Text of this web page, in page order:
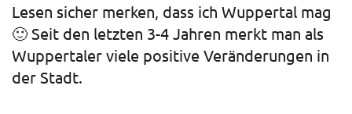
Lesen sicher merken, dass ich Wuppertal mag
🙂 Seit den letzten 3-4 Jahren merkt man als
Wuppertaler viele positive Veränderungen in
der Stadt.